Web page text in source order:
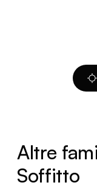
Altre
Soffitto